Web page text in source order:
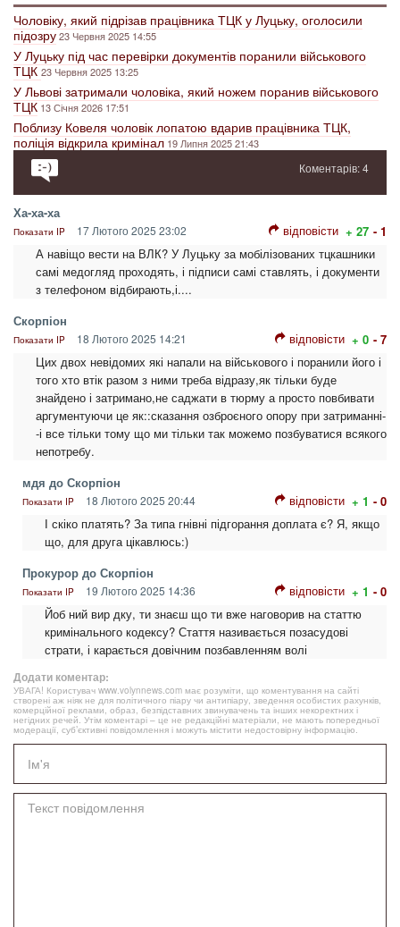
Чоловіку, який підрізав працівника ТЦК у Луцьку, оголосили
підозру23 Червня 2025 14:55
У Луцьку під час перевірки документів поранили військового
ТЦК23 Червня 2025 13:25
У Львові затримали чоловіка, який ножем поранив військового
ТЦК 13 Січня 2026 17:51
Поблизу Ковеля чоловік лопатою вдарив працівника ТЦК,
поліція відкрила кримінал 19 Липня 2025 21:43
Коментарів: 4
Ха-ха-ха
Показати IP 17 Лютого 2025 23:02 відповісти + 27 - 1
А навіщо вести на ВЛК? У Луцьку за мобілізованих тцкашники
самі медогляд проходять, і підписи самі ставлять, і документи
з телефоном відбирають,і....
Скорпіон
Показати IP 18 Лютого 2025 14:21 відповісти + 0 - 7
Цих двох невідомих які напали на військового і поранили його і
того хто втік разом з ними треба відразу,як тільки буде
знайдено і затримано,не саджати в тюрму а просто повбивати
аргументуючи це як::сказання озброєного опору при затриманні-
-і все тільки тому що ми тільки так можемо позбуватися всякого
непотребу.
мдя до Скорпіон
Показати IP 18 Лютого 2025 20:44 відповісти + 1 - 0
І скіко платять? За типа гнівні підгорання доплата є? Я, якщо
що, для друга цікавлюсь:)
Прокурор до Скорпіон
Показати IP 19 Лютого 2025 14:36 відповісти + 1 - 0
Йоб ний вир дку, ти знаєш що ти вже наговорив на статтю
кримінального кодексу? Стаття називається позасудові
страти, і карається довічним позбавленням волі
Додати коментар:
УВАГА! Користувач www.volynnews.com має розуміти, що коментування на сайті
створені аж ніяк не для політичного піару чи антипіару, зведення особистих рахунків,
комерційної реклами, образ, безпідставних звинувачень та інших некоректних і
негідних речей. Утім коментарі – це не редакційні матеріали, не мають попередньої
модерації, суб’єктивні повідомлення і можуть містити недостовірну інформацію.